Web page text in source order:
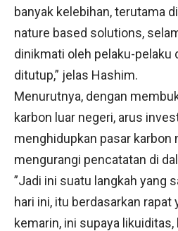
banyak kelebihan, terutama
nature based solutions,
dinikmati oleh pelaku-pelaku
ditutup,” jelas Hashim.
Menurutnya, dengan
karbon luar negeri, arus
menghidupkan pasar karbon
mengurangi pencatatan di
”Jadi ini suatu langkah yang
hari ini, itu berdasarkan rapat
kemarin, ini supaya